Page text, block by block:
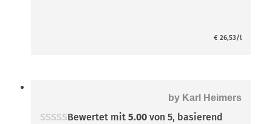
€ 26,53/l
by Karl Heimers
Bewertet mit5.00 von 5, basierend